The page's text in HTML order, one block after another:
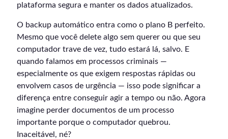
plataforma segura e manter os dados atualizados.
O backup automático entra como o plano B perfeito.
Mesmo que você delete algo sem querer ou que seu
computador trave de vez, tudo estará lá, salvo. E
quando falamos em processos criminais —
especialmente os que exigem respostas rápidas ou
envolvem casos de urgência — isso pode significar a
diferença entre conseguir agir a tempo ou não. Agora
imagine perder documentos de um processo
importante porque o computador quebrou.
Inaceitável, né?